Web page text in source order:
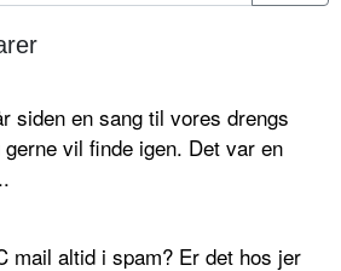
siden en sang til vores drengs
vil finde igen. Det var en
mail altid i spam? Er det hos jer